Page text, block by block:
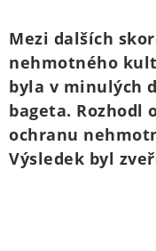
Mezi dalších
nehmotného
byla v minulých
bageta. Rozhodl
ochranu
Výsledek byl